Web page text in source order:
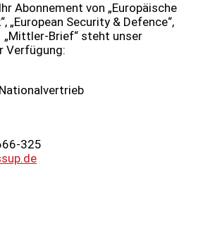
Abonnement von „Europäische
„European Security & Defence“,
„Mittler-Brief“ steht unser
Verfügung: